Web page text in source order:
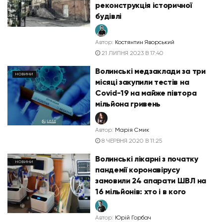
реконструкція історичної
будівлі
Автор: Костянтин Яворський
21 ЛИПНЯ 2023 В 17:40
НОВИНИ
Волинські медзаклади за три
місяці закупили тестів на
Covid-19 на майже півтора
мільйона гривень
Автор: Марія Смик
8 ЧЕРВНЯ 2020 В 11:25
НОВИНИ
Волинські лікарні з початку
пандемії коронавірусу
замовили 24 апарати ШВЛ на
16 мільйонів: хто і в кого
Автор: Юрій Горбач